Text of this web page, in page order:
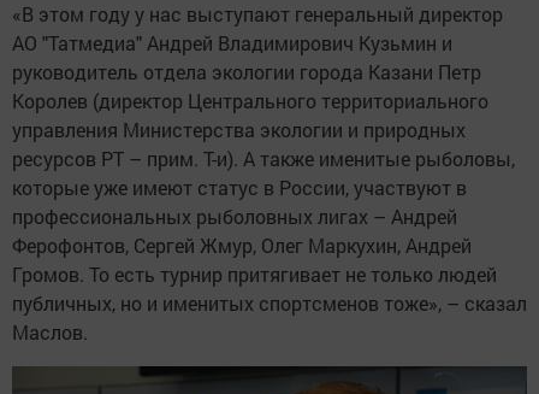
«В этом году у нас выступают генеральный директор
АО "Татмедиа" Андрей Владимирович Кузьмин и
руководитель отдела экологии города Казани Петр
Королев (директор Центрального территориального
управления Министерства экологии и природных
ресурсов РТ – прим. Т-и). А также именитые рыболовы,
которые уже имеют статус в России, участвуют в
профессиональных рыболовных лигах – Андрей
Ферофонтов, Сергей Жмур, Олег Маркухин, Андрей
Громов. То есть турнир притягивает не только людей
публичных, но и именитых спортсменов тоже», – сказал
Маслов.